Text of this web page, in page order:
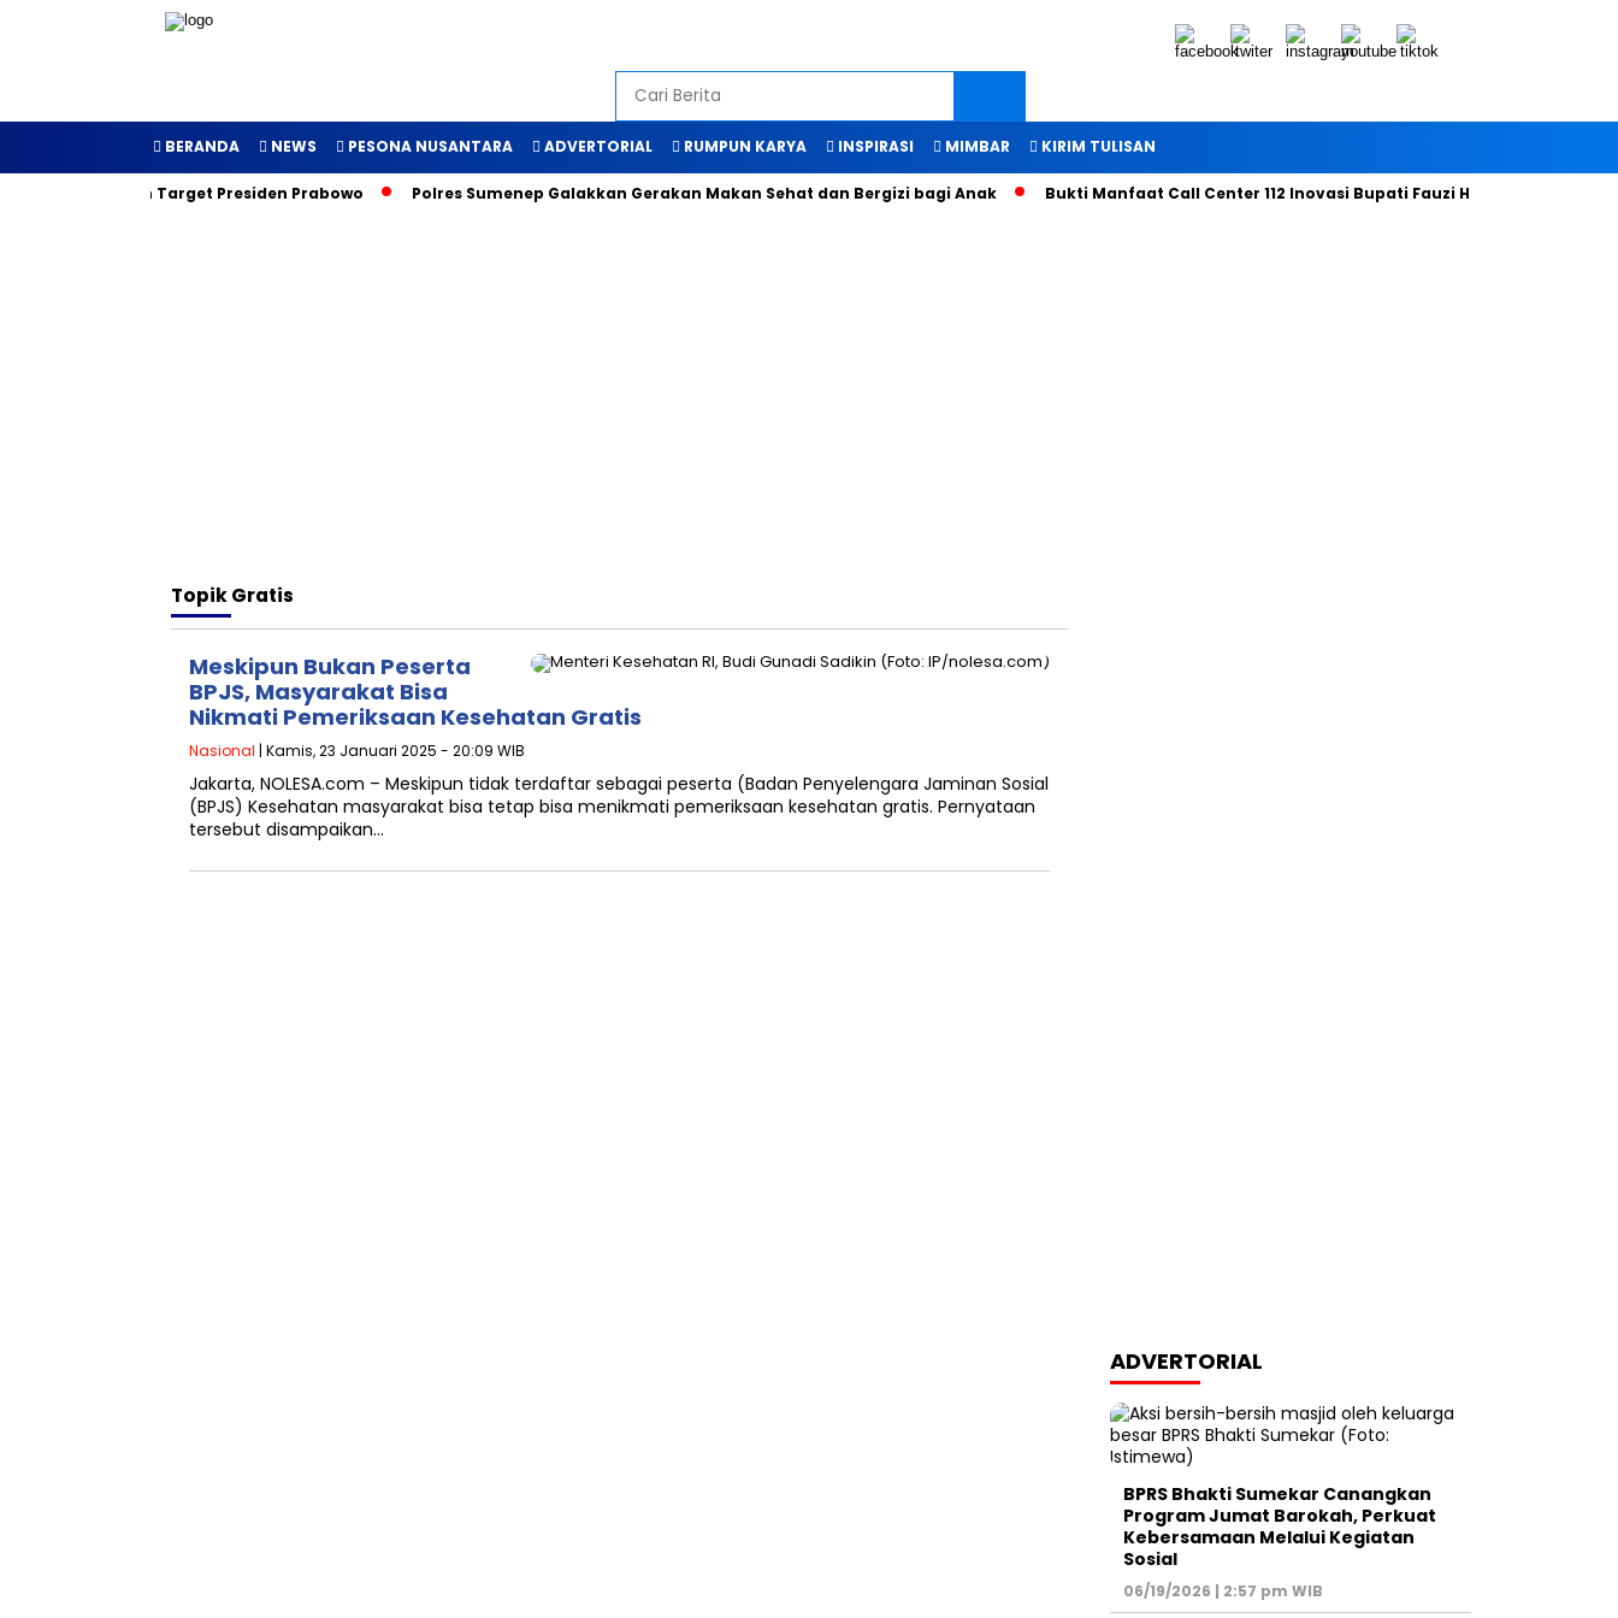
BERANDA NEWS PESONA NUSANTARA ADVERTORIAL RUMPUN KARYA INSPIRASI MIMBAR KIRIM TULISAN
Inilah Target Presiden Prabowo Polres Sumenep Galakkan Gerakan Makan Sehat dan Bergizi bagi Anak Bukti Manfaat Call Center 112 Inovasi Bupati Fauzi Hari ini
TopikGratis
Meskipun Bukan Peserta
BPJS, Masyarakat Bisa
Nikmati Pemeriksaan Kesehatan Gratis
Nasional | Kamis, 23 Januari 2025 - 20:09 WIB
Jakarta, NOLESA.com – Meskipun tidak terdaftar sebagai peserta (Badan Penyelengara Jaminan Sosial
(BPJS) Kesehatan masyarakat bisa tetap bisa menikmati pemeriksaan kesehatan gratis. Pernyataan
tersebut disampaikan…
ADVERTORIAL
BPRS Bhakti Sumekar Canangkan
Program Jumat Barokah, Perkuat
Kebersamaan Melalui Kegiatan
Sosial
06/19/2026 | 2:57 pm WIB